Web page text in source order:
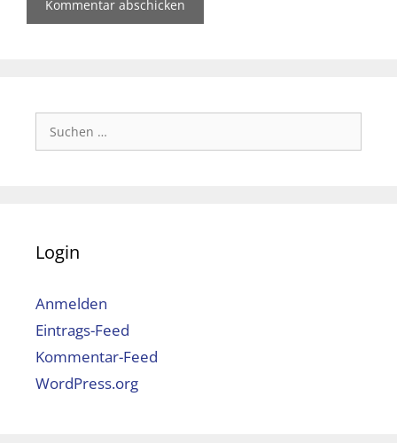
Suchen
nach:
Login
Anmelden
Eintrags-Feed
Kommentar-Feed
WordPress.org